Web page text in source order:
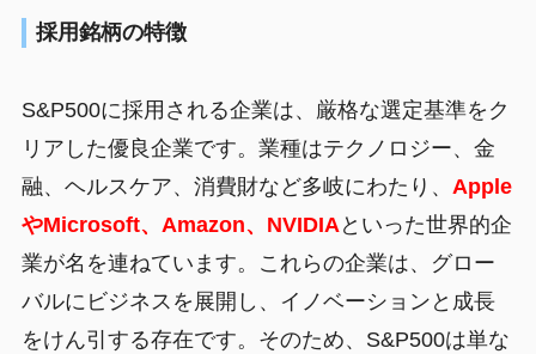
採用銘柄の特徴
S&P500に採用される企業は、厳格な選定基準をク
リアした優良企業です。業種はテクノロジー、金
融、ヘルスケア、消費財など多岐にわたり、 Apple
やMicrosoft、Amazon、NVIDIA といった世界的企
業が名を連ねています。これらの企業は、グロー
バルにビジネスを展開し、イノベーションと成長
をけん引する存在です。そのため、S&P500は単な